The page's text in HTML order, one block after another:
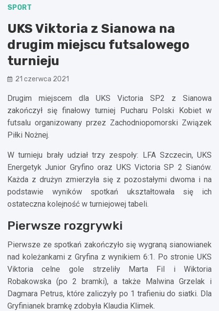
SPORT
UKS Viktoria z Sianowa na
drugim miejscu futsalowego
turnieju
21 czerwca 2021
Drugim miejscem dla UKS Victoria SP2 z Sianowa
zakończył się finałowy turniej Pucharu Polski Kobiet w
futsalu organizowany przez Zachodniopomorski Związek
Piłki Nożnej.
W turnieju brały udział trzy zespoły: LFA Szczecin, UKS
Energetyk Junior Gryfino oraz UKS Victoria SP 2 Sianów.
Każda z drużyn zmierzyła się z pozostałymi dwoma i na
podstawie wyników spotkań ukształtowała się ich
ostateczna kolejność w turniejowej tabeli.
Pierwsze rozgrywki
Pierwsze ze spotkań zakończyło się wygraną sianowianek
nad koleżankami z Gryfina z wynikiem 6:1. Po stronie UKS
Viktoria celne gole strzeliły Marta Fil i Wiktoria
Robakowska (po 2 bramki), a także Malwina Grzelak i
Dagmara Petrus, które zaliczyły po 1 trafieniu do siatki. Dla
Gryfinianek bramkę zdobyła Klaudia Klimek.